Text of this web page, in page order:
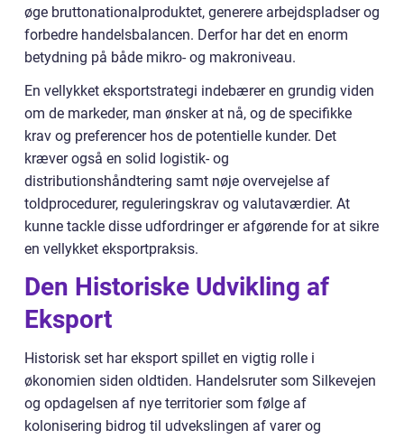
øge bruttonationalproduktet, generere arbejdspladser og
forbedre handelsbalancen. Derfor har det en enorm
betydning på både mikro- og makroniveau.
En vellykket eksportstrategi indebærer en grundig viden
om de markeder, man ønsker at nå, og de specifikke
krav og preferencer hos de potentielle kunder. Det
kræver også en solid logistik- og
distributionshåndtering samt nøje overvejelse af
toldprocedurer, reguleringskrav og valutaværdier. At
kunne tackle disse udfordringer er afgørende for at sikre
en vellykket eksportpraksis.
Den Historiske Udvikling af
Eksport
Historisk set har eksport spillet en vigtig rolle i
økonomien siden oldtiden. Handelsruter som Silkevejen
og opdagelsen af nye territorier som følge af
kolonisering bidrog til udvekslingen af varer og